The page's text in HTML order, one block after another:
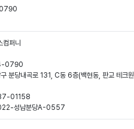
0790
퍼니
0790
분당내곡로 131, C동 6층(백현동, 판교 테크원
01158
성남분당A-0557